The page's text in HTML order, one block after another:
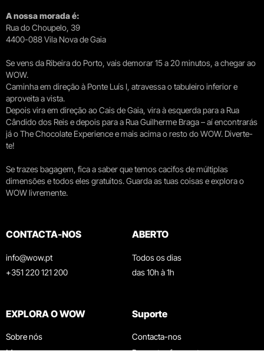
A nossa morada é:
Rua do Choupelo, 39
4400-088 Vila Nova de Gaia
Se vens da Ribeira do Porto, vais demorar 15 a 20 minutos, a chegar ao
WOW.
Caminha em direção à Ponte Luís I, atravessa o tabuleiro inferior e
aproveita a vista.
Depois vira em direção ao Cais de Gaia, vira à esquerda para a Rua
Cândido dos Reis e depois para a Rua Guilherme Braga – aí encontrarás
já o The Chocolate Experience e mais acima o resto do WOW. Diverte-
te!
Se trazes bagagem, fica a saber que temos cacifos de múltiplas
dimensões e todos eles gratuitos. Guarda as tuas coisas e explora o
WOW livremente.
CONTACTA-NOS
info@wow.pt
+351 220 121 200
ABERTO
Todos os dias
das 10h à 1h
EXPLORA O WOW
Sobre nós
Museus
Suporte
Contacta-nos
Perguntas frequentes